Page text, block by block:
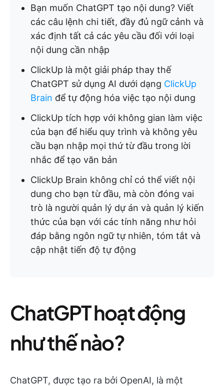
Bạn muốn ChatGPT tạo nội dung? Viết
các câu lệnh chi tiết, đầy đủ ngữ cảnh và
xác định tất cả các yêu cầu đối với loại
nội dung cần nhập
ClickUp là một giải pháp thay thế
ChatGPT sử dụng AI dưới dạng ClickUp
Brain để tự động hóa việc tạo nội dung
ClickUp tích hợp với không gian làm việc
của bạn để hiểu quy trình và không yêu
cầu bạn nhập mọi thứ từ đầu trong lời
nhắc để tạo văn bản
ClickUp Brain không chỉ có thể viết nội
dung cho bạn từ đầu, mà còn đóng vai
trò là người quản lý dự án và quản lý kiến
thức của bạn với các tính năng như hỏi
đáp bằng ngôn ngữ tự nhiên, tóm tắt và
cập nhật tiến độ tự động
ChatGPT hoạt động
như thế nào?
ChatGPT, được tạo ra bởi OpenAI, là một